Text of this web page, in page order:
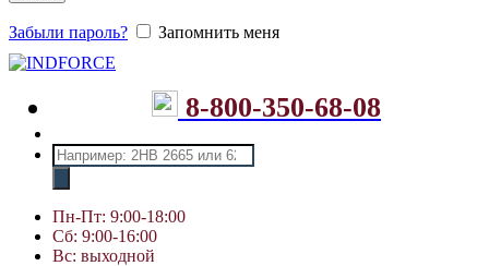
Забыли пароль? Запомнить меня
8-800-350-68-08
Поиск
товаров
Пн-Пт: 9:00-18:00
Сб: 9:00-16:00
Вс: выходной